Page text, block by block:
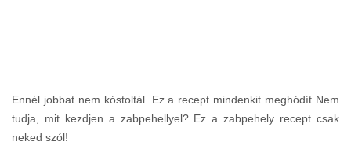
Ennél jobbat nem kóstoltál. Ez a recept mindenkit meghódít Nem
tudja, mit kezdjen a zabpehellyel? Ez a zabpehely recept csak
neked szól!